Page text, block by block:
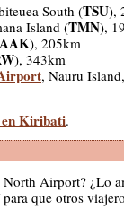
South (TSU),
Island (TMN),
AAK), 205km
), 343km
, Nauru
en Kiribati.
Airport? ¿Lo
que otros